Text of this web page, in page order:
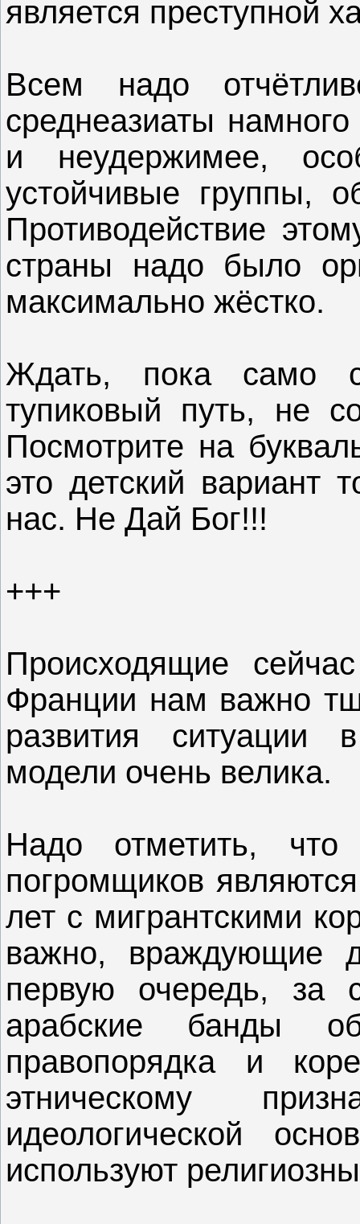
является преступной
Всем надо
среднеазиаты
и неудержимее,
устойчивые группы,
Противодействие
страны надо было
максимально жёстко.
Ждать, пока само
тупиковый путь, не
Посмотрите на
это детский вариант
нас. Не Дай Бог!!!
+++
Происходящие
Франции нам важно
развития ситуации
модели очень велика.
Надо отметить, что
погромщиков
лет с мигрантскими
важно, враждующие
первую очередь, за
арабские банды
правопорядка и
этническому
идеологической
используют